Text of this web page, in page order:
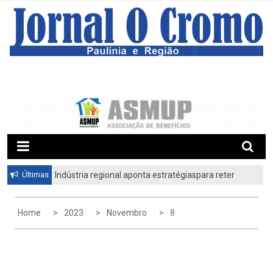
Últimas
Indústria regional aponta estratégiaspara reter
Home
2023 Novembro 8